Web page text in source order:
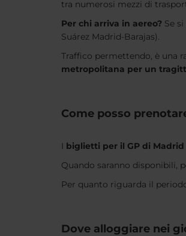
tra numerosi mezzi di
Per chi arriva in aereo? Se
Suárez Madrid-Barajas).
Traffico permettendo, è una
metropolitana per un
Come posso
I biglietti per il GP di Madrid
Quando saranno disponibili,
Per quanto riguarda il
Dove alloggiare nei